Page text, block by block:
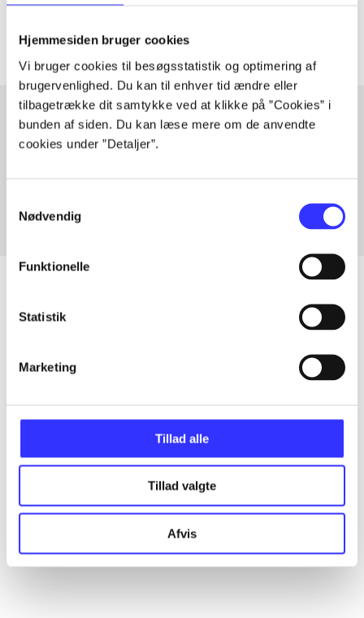
Hjemmesiden bruger cookies
Vi bruger cookies til besøgsstatistik og optimering af
brugervenlighed. Du kan til enhver tid ændre eller
tilbagetrække dit samtykke ved at klikke på ”Cookies” i
bunden af siden. Du kan læse mere om de anvendte
cookies under ”Detaljer”.
Nødvendig
Funktionelle
Statistik
Marketing
Tillad alle
Tillad valgte
Afvis
Artiklerne ihandler ofte om
Artikler med samme emner
...
...